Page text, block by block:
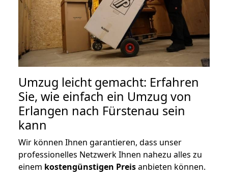
Umzug leicht gemacht: Erfahren
Sie, wie einfach ein Umzug von
Erlangen nach Fürstenau sein
kann
Wir können Ihnen garantieren, dass unser
professionelles Netzwerk Ihnen nahezu alles zu
einem kostengünstigen Preisanbieten können.